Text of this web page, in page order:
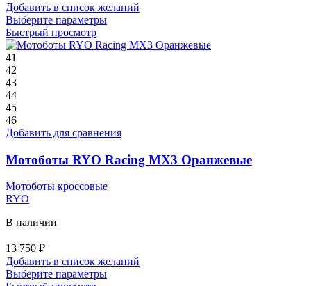
Добавить в список желаний
Выберите параметрыЭтот
имеет
странице
Быстрый просмотр
41
42
43
44
45
46
Добавить для сравнения
Мотоботы RYO Racing MX3 Оранжевые
Мотоботы кроссовые
RYO
В наличии
13 750 ₽
Добавить в список желаний
Выберите параметрыЭтот